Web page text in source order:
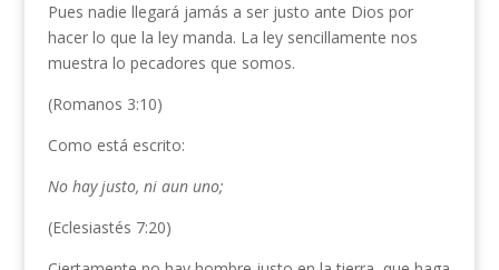
Pues nadie llegará jamás a ser justo ante Dios por
hacer lo que la ley manda. La ley sencillamente nos
muestra lo pecadores que somos.
(Romanos 3:10)
Como está escrito:
No hay justo, ni aun uno;
(Eclesiastés 7:20)